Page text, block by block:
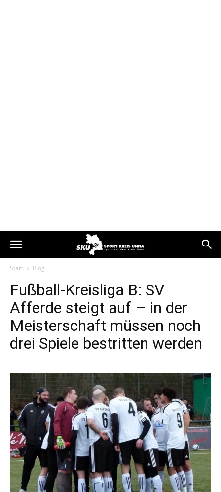
Start Blog
Fußball-Kreisliga B: SV
Afferde steigt auf – in der
Meisterschaft müssen noch
drei Spiele bestritten werden